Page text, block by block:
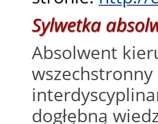
Sylwetka
Absolwent
dogłębną